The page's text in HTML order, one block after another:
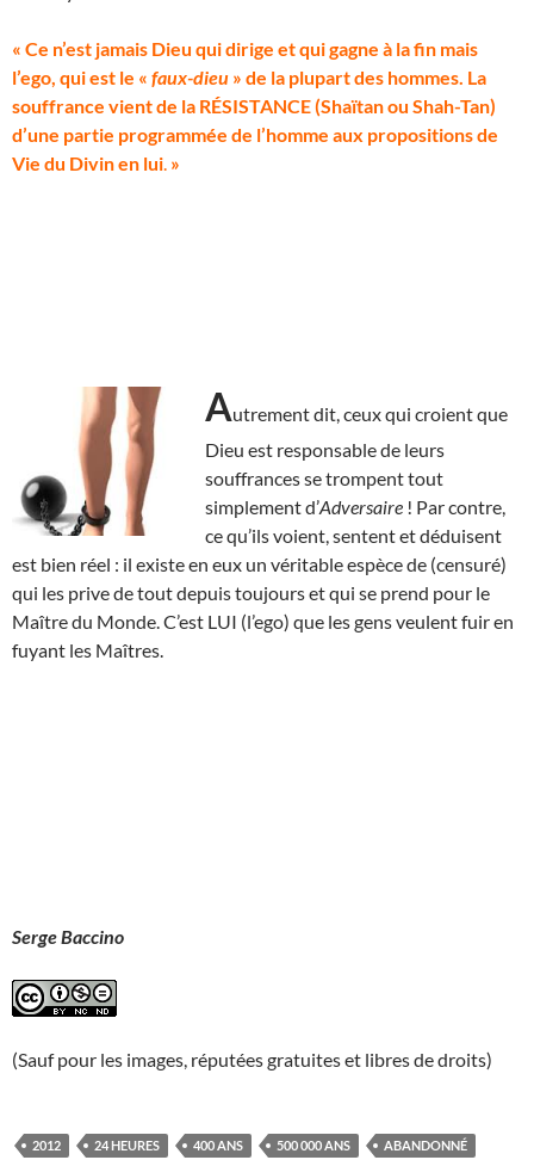
« Ce n’est jamais Dieu qui dirige et qui gagne à la fin mais
l’ego, qui est le « faux-dieu » de la plupart des hommes. La
souffrance vient de la RÉSISTANCE (Shaïtan ou Shah-Tan)
d’une partie programmée de l’homme aux propositions de
Vie du Divin en lui »
Autrement dit, ceux qui croient que
Dieu est responsable de leurs
souffrances se trompent tout
simplement d’Adversaire ! Par contre,
ce qu’ils voient, sentent et déduisent
est bien réel : il existe en eux un véritable espèce de (censuré)
qui les prive de tout depuis toujours et qui se prend pour le
Maître du Monde. C’est LUI (l’ego) que les gens veulent fuir en
fuyant les Maîtres.
Serge Baccino
(Sauf pour les images, réputées gratuites et libres de droits)
2012 24 HEURES 400 ANS 500 000 ANS ABANDONNÉ